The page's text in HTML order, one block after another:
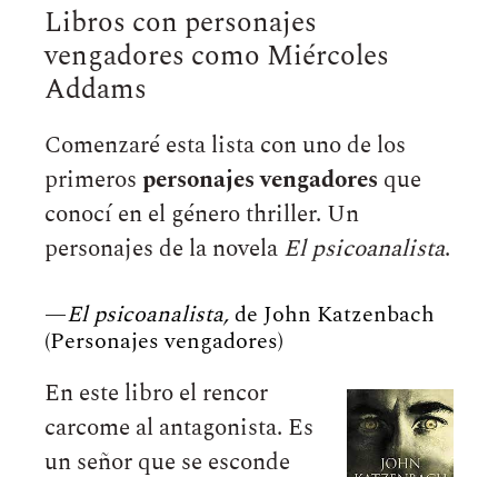
Libros con personajes
vengadores como Miércoles
Addams
Comenzaré esta lista con uno de los
primerospersonajes vengadores que
conocí en el género thriller. Un
personajes de la novelaEl psicoanalista.
—El psicoanalista, de John Katzenbach
(Personajes vengadores)
En este libro el rencor
carcome al antagonista. Es
un señor que se esconde